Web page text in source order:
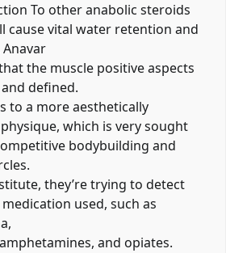
To other anabolic steroids
cause vital water retention and
the muscle positive aspects
defined.
to a more aesthetically
which is very sought
bodybuilding and
they’re trying to detect
used, such as
and opiates.